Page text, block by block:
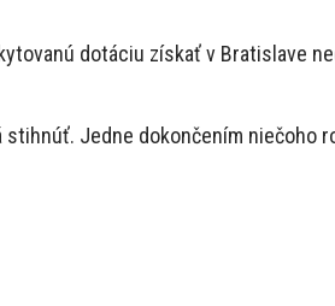
dotáciu získať v Bratislave
stihnúť. Jedne dokončením niečoho